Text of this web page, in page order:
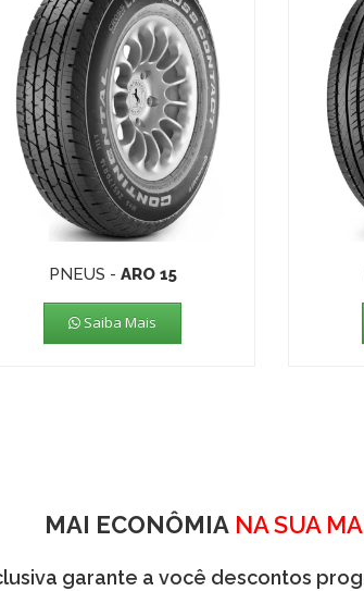
PNEUS - ARO 15
Saiba Mais
MAI ECONÔMIA NA SUA
garante a você descontos